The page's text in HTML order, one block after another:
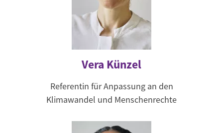
Vera Künzel
Referentin für Anpassung an den
Klimawandel und Menschenrechte